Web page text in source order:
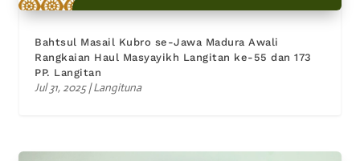
Bahtsul Masail Kubro se-Jawa Madura Awali
Rangkaian Haul Masyayikh Langitan ke-55 dan 173
PP. Langitan
Jul 31, 2025|Langituna